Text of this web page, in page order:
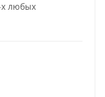
х любых